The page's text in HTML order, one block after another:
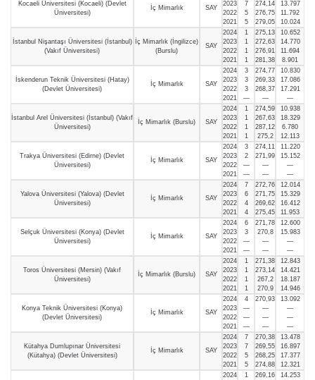
Kocaeli Üniversitesi (Kocaeli) (Devlet
Üniversitesi)
İç Mimarlık SAY
2023
2022
2021
7
5
5
274,14
276,75
279,05
13.797
11.792
10.024
İstanbul Nişantaşı Üniversitesi (İstanbul)
(Vakıf Üniversitesi)
İç Mimarlık (İngilizce)
(Burslu)
SAY
2024
2023
2022
2021
1
1
1
1
275,13
272,63
276,91
281,38
10.652
14.770
11.694
8.901
İskenderun Teknik Üniversitesi (Hatay)
(Devlet Üniversitesi)
İç Mimarlık SAY
2024
2023
2022
2021
3
3
3
—
274,77
269,33
268,37
—
10.830
17.086
17.291
—
İstanbul Arel Üniversitesi (İstanbul) (Vakıf
Üniversitesi)
İç Mimarlık (Burslu) SAY
2024
2023
2022
2021
1
1
1
1
274,59
267,63
287,12
275,2
10.938
18.329
6.780
12.113
Trakya Üniversitesi (Edirne) (Devlet
Üniversitesi)
İç Mimarlık SAY
2024
2023
2022
2021
3
2
—
—
274,11
271,99
—
—
11.220
15.152
—
—
Yalova Üniversitesi (Yalova) (Devlet
Üniversitesi)
İç Mimarlık SAY
2024
2023
2022
2021
7
6
4
4
272,76
271,75
269,62
275,45
12.014
15.329
16.412
11.953
Selçuk Üniversitesi (Konya) (Devlet
Üniversitesi)
İç Mimarlık SAY
2024
2023
2022
2021
6
3
—
—
271,78
270,8
—
—
12.600
15.983
—
—
Toros Üniversitesi (Mersin) (Vakıf
Üniversitesi)
İç Mimarlık (Burslu) SAY
2024
2023
2022
2021
1
1
1
1
271,38
273,14
267,2
270,9
12.843
14.421
18.187
14.946
Konya Teknik Üniversitesi (Konya)
(Devlet Üniversitesi)
İç Mimarlık SAY
2024
2023
2022
2021
4
—
—
—
270,93
—
—
—
13.092
—
—
—
Kütahya Dumlupınar Üniversitesi
(Kütahya) (Devlet Üniversitesi)
İç Mimarlık SAY
2024
2023
2022
2021
7
7
5
5
270,38
269,55
268,25
274,88
13.478
16.897
17.377
12.321
2024
1 269,16 14.253